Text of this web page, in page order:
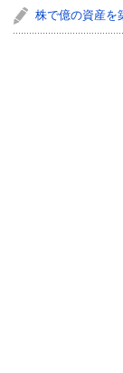
株で億の資産を